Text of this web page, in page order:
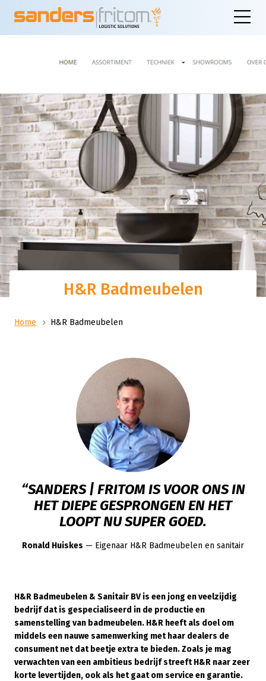
H&R Badmeubelen
Home H&R Badmeubelen
“SANDERS | FRITOM IS VOOR ONS IN
HET DIEPE GESPRONGEN EN HET
LOOPT NU SUPER GOED.
Ronald Huiskes — Eigenaar H&R Badmeubelen en sanitair
H&R Badmeubelen & Sanitair BV is een jong en veelzijdig
bedrijf dat is gespecialiseerd in de productie en
samenstelling van badmeubelen. H&R heeft als doel om
middels een nauwe samenwerking met haar dealers de
consument net dat beetje extra te bieden. Zoals je mag
verwachten van een ambitieus bedrijf streeft H&R naar zeer
korte levertijden, ook als het gaat om service en garantie.